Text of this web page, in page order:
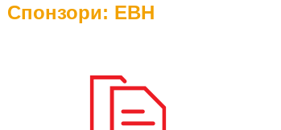
Спонзори: ЕВН